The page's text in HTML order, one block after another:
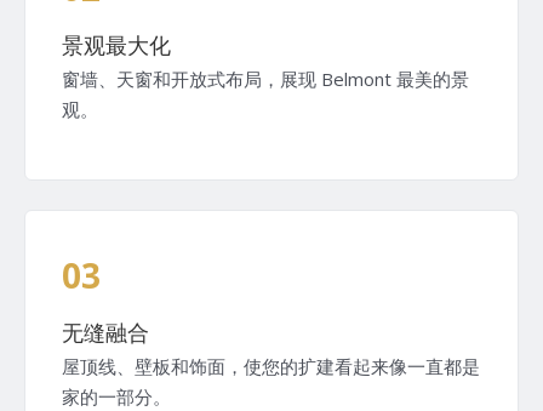
景观最大化
窗墙、天窗和开放式布局，展现 Belmont 最美的景
观。
03
无缝融合
屋顶线、壁板和饰面，使您的扩建看起来像一直都是
家的一部分。